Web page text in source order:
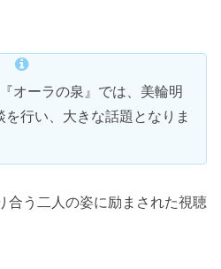
オーラの泉』では、美輪明
行い、大きな話題となりま
合う二人の姿に励まされた視聴